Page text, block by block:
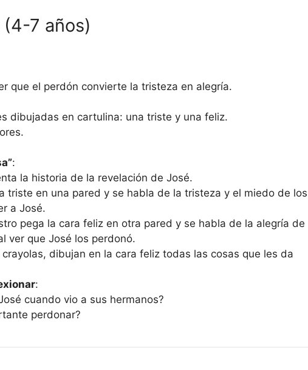
7 años)
que el perdón convierte la tristeza en alegría.
dibujadas en cartulina: una triste y una feliz.
:
la historia de la revelación de José.
triste en una pared y se habla de la tristeza y el miedo de los
a José.
pega la cara feliz en otra pared y se habla de la alegría de
ver que José los perdonó.
dibujan en la cara feliz todas las cosas que les da
:
cuando vio a sus hermanos?
perdonar?